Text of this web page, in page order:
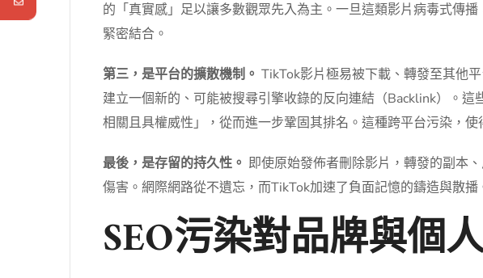
的「真實感」足以讓多數觀眾先入為主。一旦這類影片病毒式傳
緊密結合。
第三，是平台的擴散機制。 TikTok影片極易被下載、轉發至其他
建立一個新的、可能被搜尋引擎收錄的反向連結（Backlink）。
相關且具權威性」，從而進一步鞏固其排名。這種跨平台污染，
最後，是存留的持久性。 即使原始發佈者刪除影片，轉發的副本
傷害。網際網路從不遺忘，而TikTok加速了負面記憶的鑄造與散播
SEO污染對品牌與個